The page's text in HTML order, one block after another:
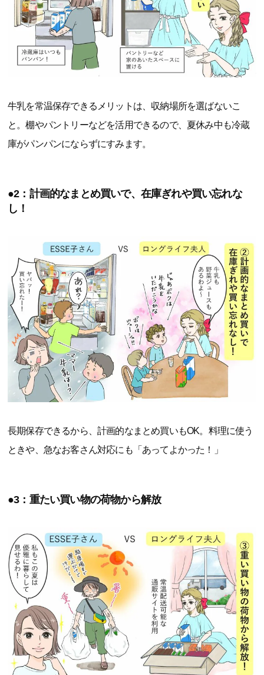
牛乳を常温保存できるメリットは、収納場所を選ばないこ
と。棚やパントリーなどを活用できるので、夏休み中も冷蔵
庫がパンパンにならずにすみます。
●2：計画的なまとめ買いで、在庫ぎれや買い忘れな
し！
長期保存できるから、計画的なまとめ買いもOK。料理に使う
ときや、急なお客さん対応にも「あってよかった！」
●3：重たい買い物の荷物から解放